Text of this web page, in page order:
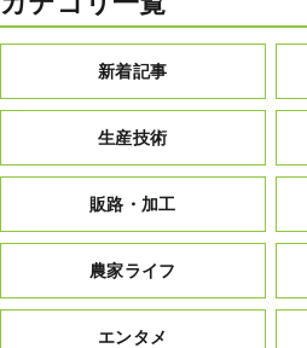
新着記事
生産技術
販路・加工
農家ライフ
エンタメ